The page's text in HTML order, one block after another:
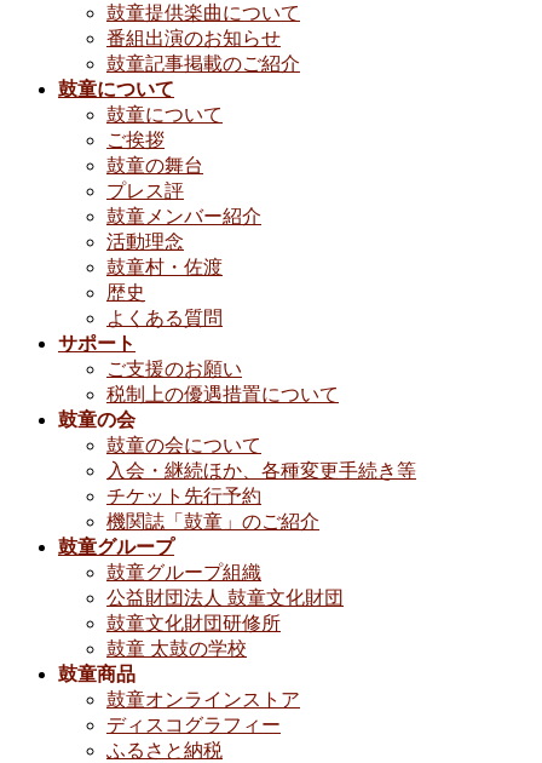
鼓童提供楽曲について
番組出演のお知らせ
鼓童記事掲載のご紹介
鼓童について
鼓童について
ご挨拶
鼓童の舞台
プレス評
鼓童メンバー紹介
活動理念
鼓童村・佐渡
歴史
よくある質問
サポート
ご支援のお願い
税制上の優遇措置について
鼓童の会
鼓童の会について
入会・継続ほか、各種変更手続き等
チケット先行予約
機関誌「鼓童」のご紹介
鼓童グループ
鼓童グループ組織
公益財団法人 鼓童文化財団
鼓童文化財団研修所
鼓童 太鼓の学校
鼓童商品
鼓童オンラインストア
ディスコグラフィー
ふるさと納税